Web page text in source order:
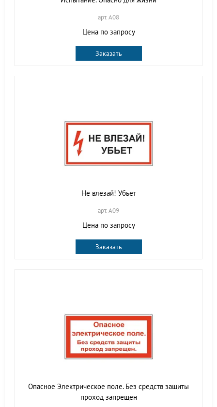
арт. A08
Цена по запросу
Заказать
Не влезай! Убьет
арт. A09
Цена по запросу
Заказать
Опасное Электрическое поле. Без средств защиты
проход запрещен